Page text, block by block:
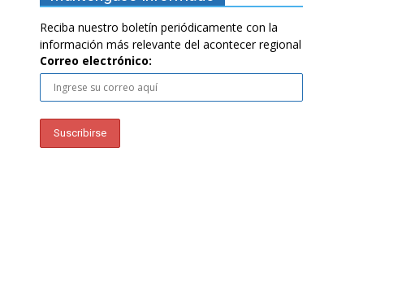
Reciba nuestro boletín periódicamente con la
información más relevante del acontecer regional
Correo electrónico: